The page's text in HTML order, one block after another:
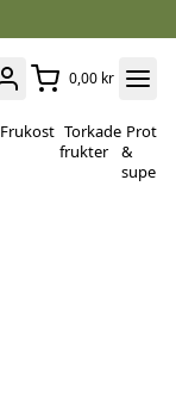
0,00 kr
Frukost Torkade
frukter
&